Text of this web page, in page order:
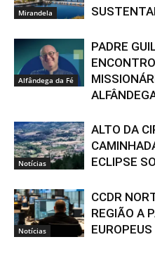
Mirandela
Alfândega da Fé
PADRE
Notícias
ALTO DA
ECLIPSE
Notícias
CCDR
REGIÃO A